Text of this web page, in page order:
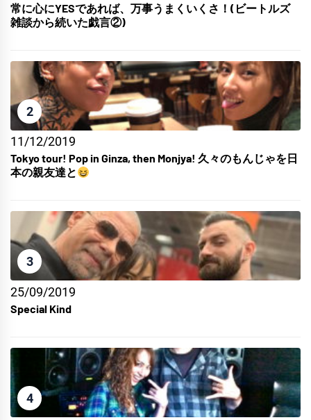
常に心にYESであれば、万事うまくいくさ！(ビートルズ
雑談から続いた戯言②)
2
11/12/2019
Tokyo tour! Pop in Ginza, then Monjya! 久々のもんじゃを日
本の親友達と
3
25/09/2019
Special Kind
4